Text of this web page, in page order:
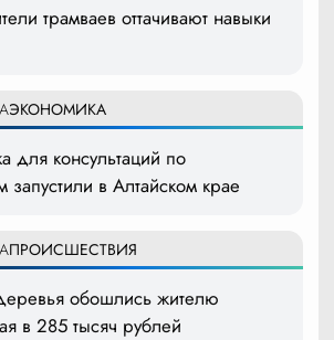
трамваев оттачивают навыки
ЭКОНОМИКА
консультаций по
запустили в Алтайском крае
ПРОИСШЕСТВИЯ
обошлись жителю
в 285 тысяч рублей